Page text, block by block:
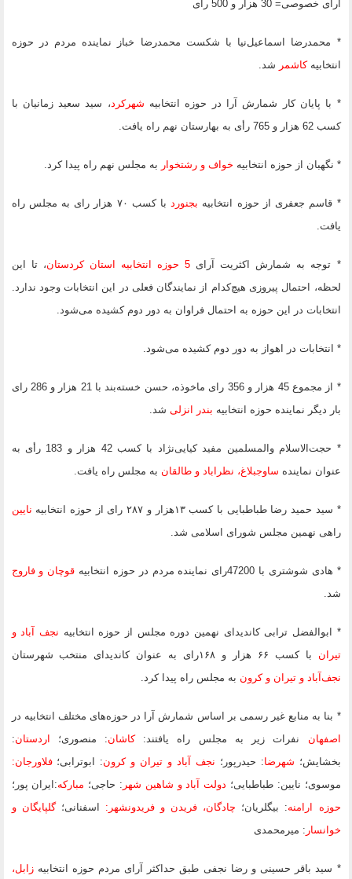
آرای خصوصی= 30 هزار و 500 رای
* محمدرضا اسماعیل‌نیا با شکست محمدرضا خباز نماینده مردم در حوزه
انتخابیهکاشمر شد.
* با پایان کار شمارش آرا در حوزه انتخابیه شهرکرد، سید سعید زمانیان با
کسب 62 هزار و 765 رأی به بهارستان نهم راه یافت.
* نگهبان از حوزه انتخابیه خواف و رشتخوار به مجلس نهم راه پیدا کرد.
* قاسم جعفری از حوزه انتخابیه بجنورد
با کسب ۷۰ هزار رای به مجلس راه
یافت.
* توجه به شمارش اکثریت آرای5 حوزه انتخابیه استان کردستان
، تا این
لحظه، احتمال پیروزی هیچ‌کدام از نمایندگان فعلی در این انتخابات وجود ندارد.
انتخابات در این حوزه به احتمال فراوان به دور دوم کشیده می‌شود.
* انتخابات در اهواز به دور دوم کشیده می‌شود.
* از مجموع 45 هزار و 356 رای ماخوذه، حسن خسته‌بند با 21 هزار و 286 رای
بار دیگر نماینده حوزه انتخابیه بندر انزلی شد.
* حجت‌الاسلام والمسلمین مفید کیایی‌نژاد با کسب 42 هزار و 183 رأی به
عنوان نماینده ساوجبلاغ، نظراباد و طالقان به مجلس راه یافت.
* سید حمید رضا طباطبایی با کسب ۱۳هزار و ۲۸۷ رای از حوزه انتخابیه
نایین
راهی نهمین مجلس شورای اسلامی شد.
* هادی شوشتری با 47200رای نماینده مردم در حوزه انتخابیه
قوچان و فاروج
شد.
* ابوالفضل ترابی کاندیدای نهمین دوره مجلس از حوزه انتخابیه نجف آباد و
تیران با کسب ۶۶ هزار و ۱۶۸رای به عنوان کاندیدای منتخب شهرستان
نجف‌آباد و تیران و کرون به مجلس راه پیدا کرد.
* بنا به منابع غیر رسمی بر اساس شمارش آرا در حوزه‌های مختلف انتخابیه در
اصفهان نفرات زیر به مجلس راه یافتند:کاشان: منصوری؛ اردستان:
بخشایش؛ شهرضا: حیدرپور؛ نجف آباد و تیران و کرون: ابوترابی؛فلاورجان:
موسوی؛ نایین: طباطبایی؛ دولت آباد و شاهین شهر : حاجی؛ مبارکه:ایران پور؛
حوزه ارامنه: بیگلریان؛ چادگان، فریدن و فریدونشهر : اسفنانی؛گلپایگان و
خوانسار : میرمحمدی
* سید باقر حسینی و رضا نجفی طبق حداکثر آرای مردم حوزه‌ انتخابیهزابل،